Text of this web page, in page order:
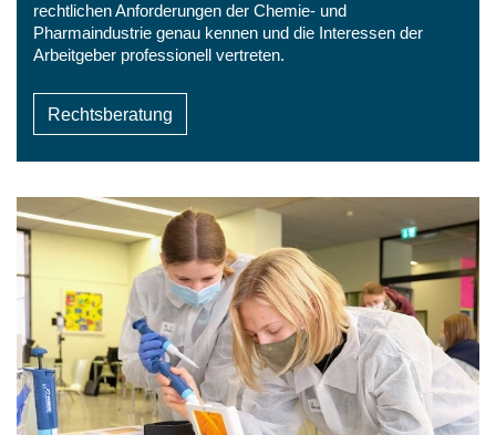
rechtlichen Anforderungen der Chemie- und
Pharmaindustrie genau kennen und die Interessen der
Arbeitgeber professionell vertreten.
Rechtsberatung